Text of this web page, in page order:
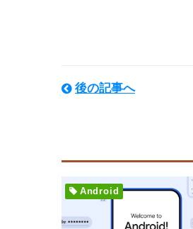
後の記事へ
Android